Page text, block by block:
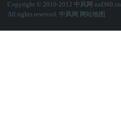
Copyright © 2010-2012 中风网 nzf360.cn
All rights reserved. 中风网 网站地图